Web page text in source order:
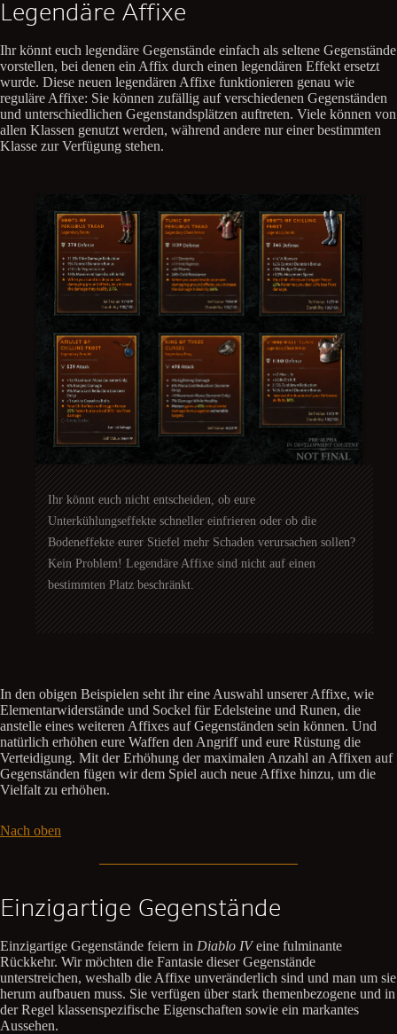
Legendäre Affixe
Ihr könnt euch legendäre Gegenstände einfach als seltene Gegenstände
vorstellen, bei denen ein Affix durch einen legendären Effekt ersetzt
wurde. Diese neuen legendären Affixe funktionieren genau wie
reguläre Affixe: Sie können zufällig auf verschiedenen Gegenständen
und unterschiedlichen Gegenstandsplätzen auftreten. Viele können von
allen Klassen genutzt werden, während andere nur einer bestimmten
Klasse zur Verfügung stehen.
Ihr könnt euch nicht entscheiden, ob eure
Unterkühlungseffekte schneller einfrieren oder ob die
Bodeneffekte eurer Stiefel mehr Schaden verursachen sollen?
Kein Problem! Legendäre Affixe sind nicht auf einen
bestimmten Platz beschränkt.
In den obigen Beispielen seht ihr eine Auswahl unserer Affixe, wie
Elementarwiderstände und Sockel für Edelsteine und Runen, die
anstelle eines weiteren Affixes auf Gegenständen sein können. Und
natürlich erhöhen eure Waffen den Angriff und eure Rüstung die
Verteidigung. Mit der Erhöhung der maximalen Anzahl an Affixen auf
Gegenständen fügen wir dem Spiel auch neue Affixe hinzu, um die
Vielfalt zu erhöhen.
Nach oben
Einzigartige Gegenstände
Einzigartige Gegenstände feiern in Diablo IVeine fulminante
Rückkehr. Wir möchten die Fantasie dieser Gegenstände
unterstreichen, weshalb die Affixe unveränderlich sind und man um sie
herum aufbauen muss. Sie verfügen über stark themenbezogene und in
der Regel klassenspezifische Eigenschaften sowie ein markantes
Aussehen.